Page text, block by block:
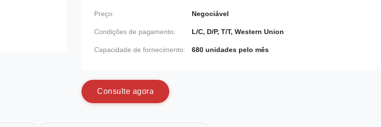
Preço: Negociável
Condições de pagamento: L/C, D/P, T/T, Western Union
Capacidade de fornecimento: 680 unidades pelo mês
Consu te agora